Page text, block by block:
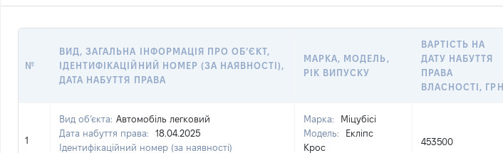
№
ВИД, ЗАГАЛЬНА ІНФОРМАЦІЯ ПРО ОБ’ЄКТ,
ІДЕНТИФІКАЦІЙНИЙ НОМЕР (ЗА НАЯВНОСТІ),
ДАТА НАБУТТЯ ПРАВА
МАРКА, МОДЕЛЬ,
РІК ВИПУСКУ
ВАРТІСТЬ НА
ДАТУ НАБУТТЯ
ПРАВА
ВЛАСНОСТІ, ГРН
1
Вид об’єкта: Автомобіль легковий
Дата набуття права:
18.04.2025
Ідентифікаційний номер (за наявності)
Марка:
Міцубісі
Модель:
Екліпс
Крос
453500